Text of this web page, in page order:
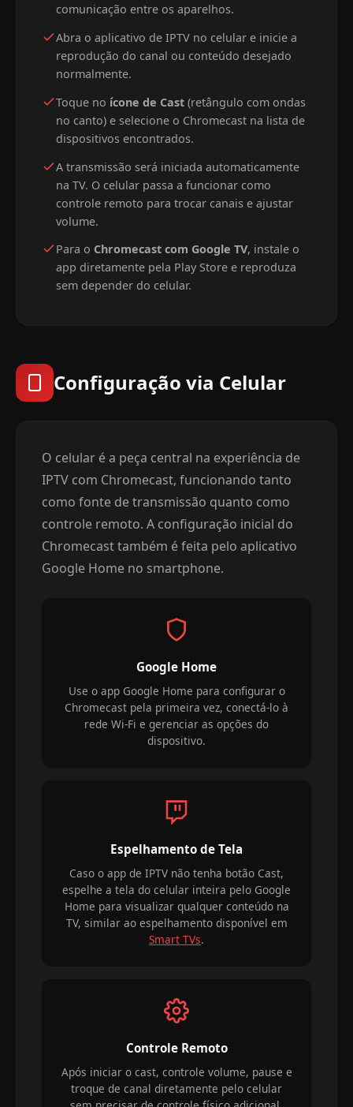
comunicação entre os aparelhos.
Abra o aplicativo de IPTV no celular e inicie a
reprodução do canal ou conteúdo desejado
normalmente.
Toque no ícone de Cast (retângulo com ondas
no canto) e selecione o Chromecast na lista de
dispositivos encontrados.
A transmissão será iniciada automaticamente
na TV. O celular passa a funcionar como
controle remoto para trocar canais e ajustar
volume.
Para o Chromecast com Google TV, instale o
app diretamente pela Play Store e reproduza
sem depender do celular.
Configuração via Celular
O celular é a peça central na experiência de
IPTV com Chromecast, funcionando tanto
como fonte de transmissão quanto como
controle remoto. A configuração inicial do
Chromecast também é feita pelo aplicativo
Google Home no smartphone.
Google Home
Use o app Google Home para configurar o
Chromecast pela primeira vez, conectá-lo à
rede Wi-Fi e gerenciar as opções do
dispositivo.
Espelhamento de Tela
Caso o app de IPTV não tenha botão Cast,
espelhe a tela do celular inteira pelo Google
Home para visualizar qualquer conteúdo na
TV, similar ao espelhamento disponível em
Smart TVs.
Controle Remoto
Após iniciar o cast, controle volume, pause e
troque de canal diretamente pelo celular